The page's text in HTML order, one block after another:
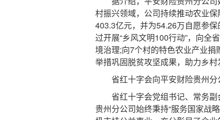
村振兴领域，公司持续推动农业
403.3亿元，并为54.26万自愿参
过开展“乡风文明100行动”，向全
境治理;向7个村的特色农业产业
举措巩固脱贫攻坚成果，助力乡村
省红十字会向平安财险贵州分
省红十字会党组书记、常务副
贵州分公司始终秉持“服务国家战